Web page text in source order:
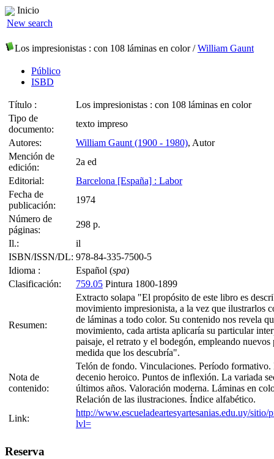
Inicio
New search
Los impresionistas : con 108 láminas en color/William Gaunt
Público
ISBD
Título :
Los impresionistas : con 108 láminas en color
Tipo de
documento:
texto impreso
Autores:
William Gaunt (1900 - 1980), Autor
Mención de
edición:
2a ed
Editorial:
Barcelona [España] : Labor
Fecha de
publicación:
1974
Número de
páginas:
298 p.
Il.:
il
ISBN/ISSN/DL: 978-84-335-7500-5
Idioma :
Español (spa)
Clasificación:
759.05 Pintura 1800-1899
Resumen:
Extracto solapa "El propósito de este libro es
movimiento impresionista, a la vez que ilustrarlos
de láminas a todo color. Su contenido nos revela
movimiento, cada artista aplicaría su particular
paisaje, el retrato y el bodegón, empleando
medida que los descubría".
Nota de
contenido:
Telón de fondo. Vinculaciones. Período
decenio heroico. Puntos de inflexión. La variada
últimos años. Valoración moderna. Láminas en
Relación de las ilustraciones. Índice alfabético.
Link:
http://www.escueladeartesyartesanias.edu.uy/sitio/
lvl=
Reserva